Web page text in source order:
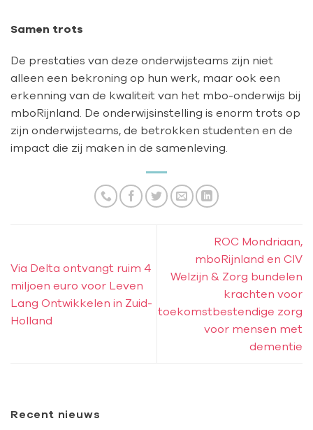
Samen trots
De prestaties van deze onderwijsteams zijn niet
alleen een bekroning op hun werk, maar ook een
erkenning van de kwaliteit van het mbo-onderwijs bij
mboRijnland. De onderwijsinstelling is enorm trots op
zijn onderwijsteams, de betrokken studenten en de
impact die zij maken in de samenleving.
Via Delta ontvangt ruim 4
miljoen euro voor Leven
Lang Ontwikkelen in Zuid-
Holland
ROC Mondriaan,
mboRijnland en CIV
Welzijn & Zorg bundelen
krachten voor
toekomstbestendige zorg
voor mensen met
dementie
Recent nieuws